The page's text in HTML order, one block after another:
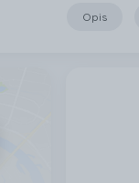
Opis